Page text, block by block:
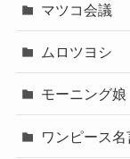
マツコ会議
ムロツヨシ
モーニング娘
ワンピース名